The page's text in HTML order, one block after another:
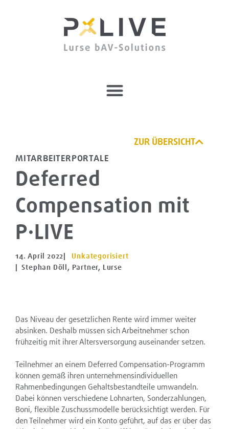
ZUR ÜBERSICHT
MITARBEITERPORTALE
Deferred
Compensation mit
P·LIVE
14. April 2022|
Unkategorisiert
| Stephan Döll, Partner, Lurse
Das Niveau der gesetzlichen Rente wird immer weiter
absinken. Deshalb müssen sich Arbeitnehmer schon
frühzeitig mit ihrer Altersversorgung auseinander setzen.
Teilnehmer an einem Deferred Compensation-Programm
können gemäß ihren unternehmensindividuellen
Rahmenbedingungen Gehaltsbestandteile umwandeln.
Dabei können verschiedene Lohnarten, Sonderzahlungen,
Boni, flexible Zuschussmodelle berücksichtigt werden. Für
den Teilnehmer wird ein Konto geführt, auf das er über das